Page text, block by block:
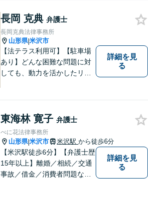
長岡 克典 弁護士
長岡克典法律事務所
山形県|米沢市
【法テラス利用可】【駐車場
あり】どんな困難な問題に対
しても、動力を活かしたリー
るよう努力することで早期解
決を目指します。 お気軽にご
相談ください。
詳細を見
る
東海林 寛子 弁護士
べに花法律事務所
山形県|米沢市 米沢駅 から徒歩6分
【米沢駅徒歩6分】【弁護士歴
15年以上】離婚／相続／交通
事故／借金／消費者問題な
詳細を見
る